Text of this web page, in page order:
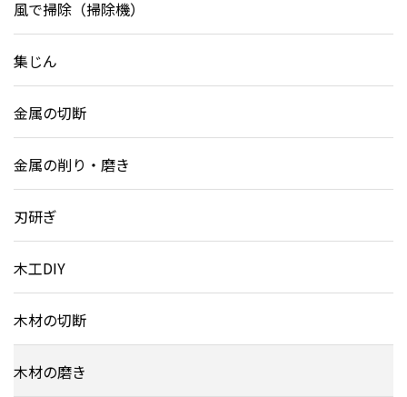
風で掃除（掃除機）
集じん
金属の切断
金属の削り・磨き
刃研ぎ
木工DIY
木材の切断
木材の磨き